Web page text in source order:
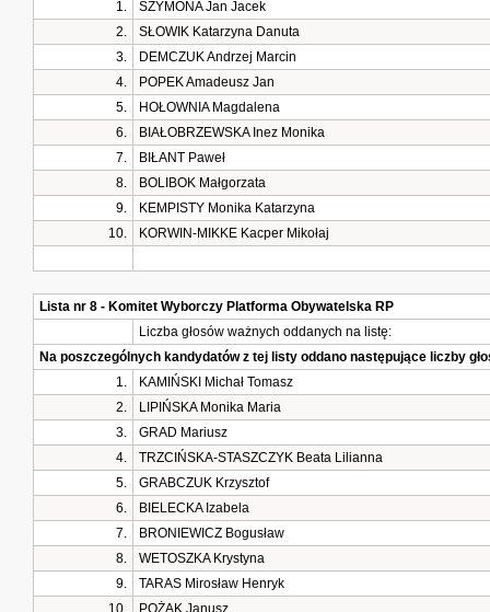
1.
SZYMONA Jan Jacek
2.
SŁOWIK Katarzyna Danuta
3.
DEMCZUK Andrzej Marcin
4.
POPEK Amadeusz Jan
5.
HOŁOWNIA Magdalena
6.
BIAŁOBRZEWSKA Inez Monika
7.
BIŁANT Paweł
8.
BOLIBOK Małgorzata
9.
KEMPISTY Monika Katarzyna
10.
KORWIN-MIKKE Kacper Mikołaj
Lista nr 8 - Komitet Wyborczy Platforma Obywatelska RP
Liczba głosów ważnych oddanych na listę:
Na poszczególnych kandydatów z tej listy oddano następujące liczby
1.
KAMIŃSKI Michał Tomasz
2.
LIPIŃSKA Monika Maria
3.
GRAD Mariusz
4.
TRZCIŃSKA-STASZCZYK Beata Lilianna
5.
GRABCZUK Krzysztof
6.
BIELECKA Izabela
7.
BRONIEWICZ Bogusław
8.
WETOSZKA Krystyna
9.
TARAS Mirosław Henryk
10.
POŻAK Janusz